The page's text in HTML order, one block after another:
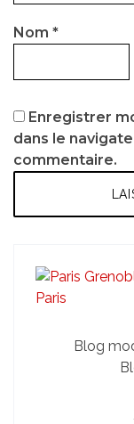
Nom *
Enregistrer
dans le
commentaire.
Blog